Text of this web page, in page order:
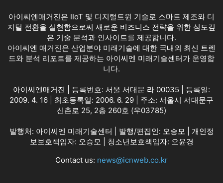
아이씨엔매거진은 IIoT 및 디지털트윈 기술로 스마트 제조와 디
지털 전환을 실현함으로써 새로운 비즈니스 전략을 위한 심도깊
은 기술 분석과 인사이트를 제공합니다.
아이씨엔 매거진은 산업분야 미래기술에 대한 국내외 최신 트렌
드와 분석 리포트를 제공하는 아이씨엔 미래기술센터가 운영합
니다.
아이씨엔매거진 | 등록번호: 서울 서대문 라 00035 | 등록일:
2009. 4. 16 | 최초등록일: 2006. 6. 29 | 주소: 서울시 서대문구
신촌로 25, 2층 260호 (우03785)
발행처: 아이씨엔 미래기술센터 | 발행/편집인: 오승모 | 개인정
보보호책임자: 오승모 | 청소년보호책임자: 오윤경
Contact us: news@icnweb.co.kr